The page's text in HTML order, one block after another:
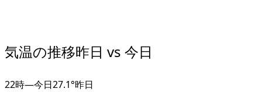
気温の推移昨日 vs 今日
22時—今日27.1°昨日